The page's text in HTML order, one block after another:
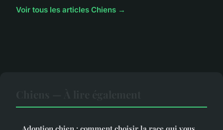
Voir tous les articles Chiens →